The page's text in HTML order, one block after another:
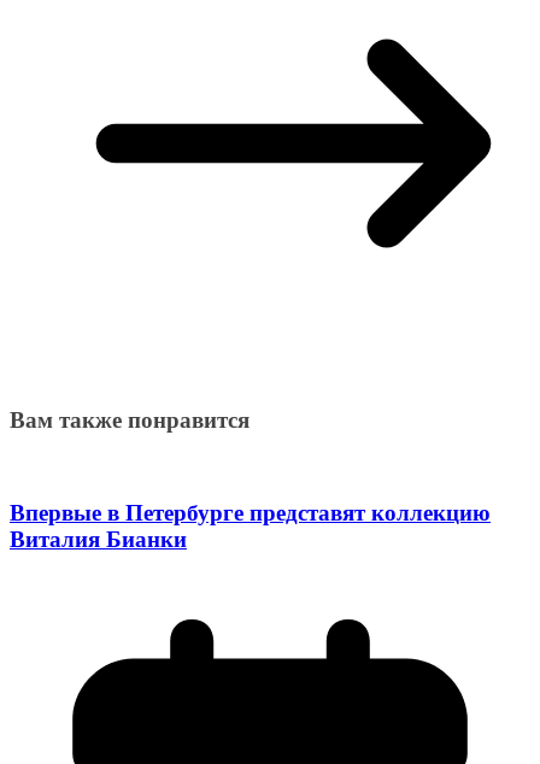
Вам также понравится
Впервые в Петербурге представят коллекцию
Виталия Бианки